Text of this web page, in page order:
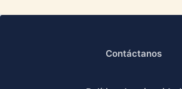
Contáctanos